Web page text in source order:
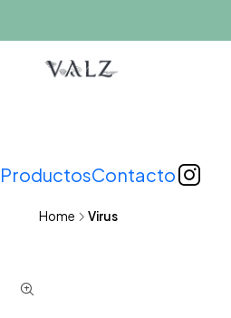
ProductosContacto
Home Virus